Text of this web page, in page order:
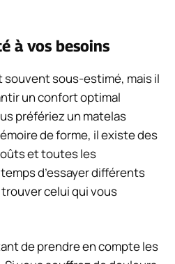
à vos besoins
souvent sous-estimé, mais il
un confort optimal
préfériez un matelas
de forme, il existe des
et toutes les
d’essayer différents
celui qui vous
de prendre en compte les